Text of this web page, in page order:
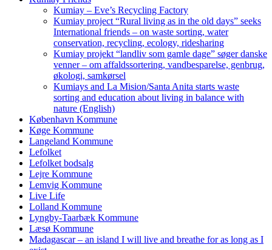
Kumiay – Eve’s Recycling Factory
Kumiay project “Rural living as in the old days” seeks
International friends – on waste sorting, water
conservation, recycling, ecology, ridesharing
Kumiay projekt “landliv som gamle dage” søger danske
venner – om affaldssortering, vandbesparelse, genbrug,
økologi, samkørsel
Kumiays and La Mision/Santa Anita starts waste
sorting and education about living in balance with
nature (English)
København Kommune
Køge Kommune
Langeland Kommune
Lefolket
Lefolket bodsalg
Lejre Kommune
Lemvig Kommune
Live Life
Lolland Kommune
Lyngby-Taarbæk Kommune
Læsø Kommune
Madagascar – an island I will live and breathe for as long as I